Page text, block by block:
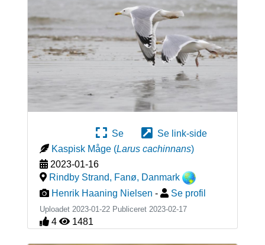
Se
Se link-side
Kaspisk Måge (Larus cachinnans)
2023-01-16
Rindby Strand, Fanø, Danmark
Henrik Haaning Nielsen - Se profil
Uploadet 2023-01-22 Publiceret 2023-02-17
4 1481